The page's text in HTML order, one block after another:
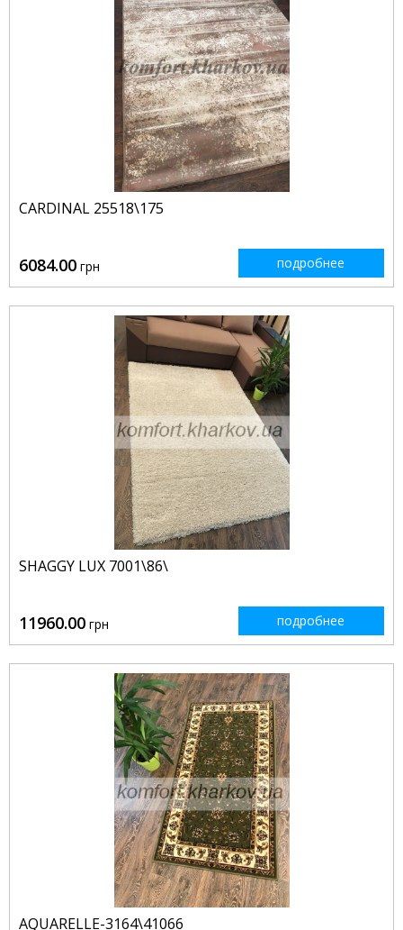
CARDINAL 25518\175
6084.00 грн подробнее
SHAGGY LUX 7001\86\
11960.00 грн подробнее
AQUARELLE-3164\41066